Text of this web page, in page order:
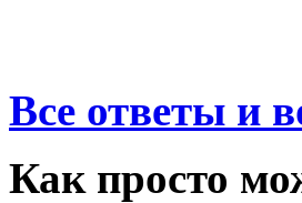
Все ответы и
Как просто